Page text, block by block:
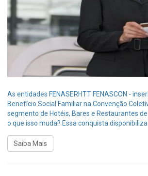
As entidades FENASERHTT FENASCON -
Benefício Social Familiar na Convenção
segmento de Hotéis, Bares e Restaurantes
o que isso muda? Essa conquista disponibiliza
Saiba Mais